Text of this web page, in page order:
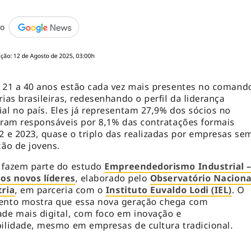
12 de Agosto de 2025, 03:00h
21 a 40 anos estão cada vez mais presentes no
brasileiras, redesenhando o perfil da liderança
no país. Eles já representam 27,9% dos sócios no
responsáveis por 8,1% das contratações formais
e 2023, quase o triplo das realizadas por empresas
de jovens.
fazem parte do estudo Empreendedorismo Industrial –
novos líderes, elaborado pelo Observatório
, em parceria com o Instituto Euvaldo Lodi (IEL). O
mostra que essa nova geração chega com
mais digital, com foco em inovação e
mesmo em empresas de cultura tradicional.